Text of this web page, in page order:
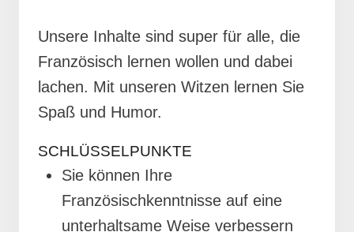
Unsere Inhalte sind super für alle, die
Französisch lernen wollen und dabei
lachen. Mit unseren Witzen lernen Sie
Spaß und Humor.
SCHLÜSSELPUNKTE
Sie können Ihre
Französischkenntnisse auf eine
unterhaltsame Weise verbessern